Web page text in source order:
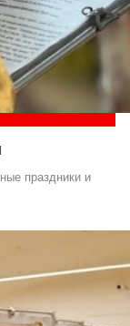
праздники и